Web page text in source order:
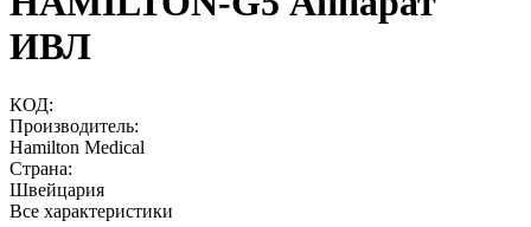
ИВЛ
КОД:
Производитель:
Hamilton Medical
Страна:
Швейцария
Все характеристики